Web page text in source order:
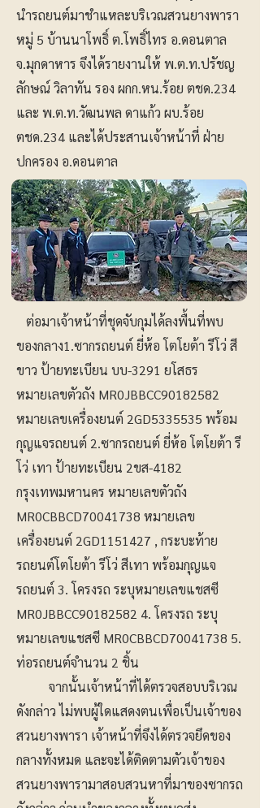
นำรถยนต์มาชำแหละบริเวณสวนยางพารา
หมู่ 5 บ้านนาโพธิ์ ต.โพธิ์ไทร อ.ดอนตาล
จ.มุกดาหาร จึงได้รายงานให้ พ.ต.ท.ปรัชญ
ลักษณ์ วิลาทัน รอง ผกก.หน.ร้อย ตชด.234
และ พ.ต.ท.วัฒนพล ดาแก้ว ผบ.ร้อย
ตชด.234 และได้ประสานเจ้าหน้าที่ ฝ่าย
ปกครอง อ.ดอนตาล
ต่อมาเจ้าหน้าที่ชุดจับกุมได้ลงพื้นที่พบ
ของกลาง1.ซากรถยนต์ ยี่ห้อ โตโยต้า รีโว่ สี
ขาว ป้ายทะเบียน บบ-3291 ยโสธร
หมายเลขตัวถัง MR0JBBCC90182582
หมายเลขเครื่องยนต์ 2GD5335535 พร้อม
กุญแจรถยนต์ 2.ซากรถยนต์ ยี่ห้อ โตโยต้า รี
โว่ เทา ป้ายทะเบียน 2ขส-4182
กรุงเทพมหานคร หมายเลขตัวถัง
MR0CBBCD70041738 หมายเลข
เครื่องยนต์ 2GD1151427 , กระบะท้าย
รถยนต์โตโยต้า รีโว่ สีเทา พร้อมกุญแจ
รถยนต์ 3. โครงรถ ระบุหมายเลขแชสซี
MR0JBBCC90182582 4. โครงรถ ระบุ
หมายเลขแชสซี MR0CBBCD70041738 5.
ท่อรถยนต์จำนวน 2 ชิ้น
จากนั้นเจ้าหน้าที่ได้ตรวจสอบบริเวณ
ดังกล่าว ไม่พบผู้ใดแสดงตนเพื่อเป็นเจ้าของ
สวนยางพารา เจ้าหน้าที่จึงได้ตรวจยึดของ
กลางทั้งหมด และจะได้ติดตามตัวเจ้าของ
สวนยางพารามาสอบสวนหาที่มาของซากรถ